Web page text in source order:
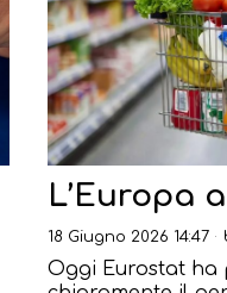
L’Europa
18 Giugno 2026 14:47
Oggi Eurostat ha